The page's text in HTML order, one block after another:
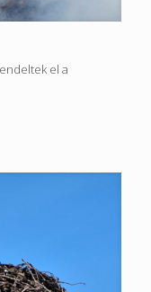
el a